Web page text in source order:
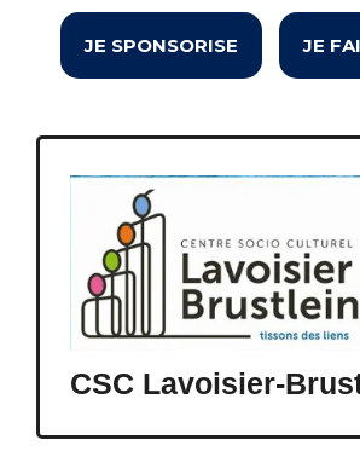
JE SPONSORISE JE
CSC Lavoisier-